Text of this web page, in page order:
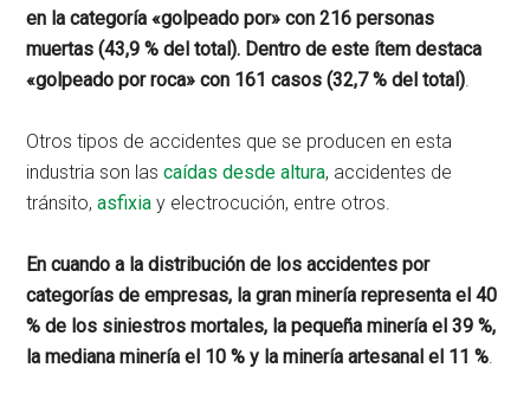
en la categoría «golpeado por» con 216 personas
muertas (43,9 % del total). Dentro de este ítem destaca
«golpeado por roca» con 161 casos (32,7 % del total).
Otros tipos de accidentes que se producen en esta
industria son lascaídas desde altura, accidentes de
tránsito,asfixia y electrocución, entre otros.
En cuando a la distribución de los accidentes por
categorías de empresas, la gran minería representa el 40
% de los siniestros mortales, la pequeña minería el 39 %,
la mediana minería el 10 % y la minería artesanal el 11 %.